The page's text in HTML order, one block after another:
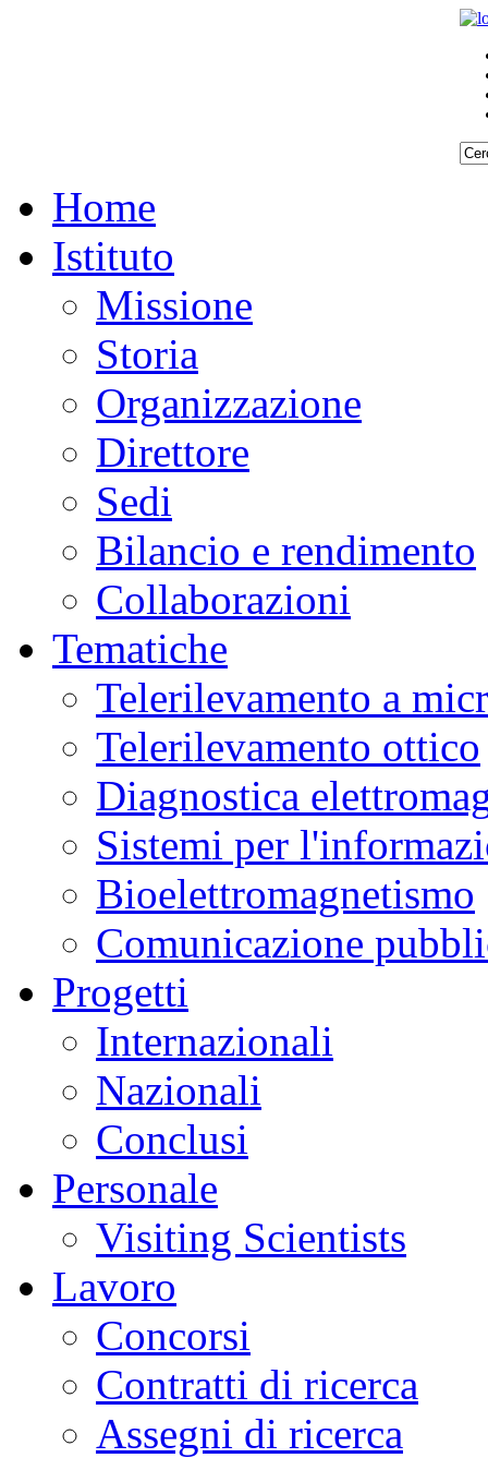
Home
Istituto
Missione
Storia
Organizzazione
Direttore
Sedi
Bilancio e rendimento
Collaborazioni
Tematiche
Telerilevamento a
Telerilevamento ottico
Diagnostica
Sistemi per
Bioelettromagnetismo
Comunicazione
Progetti
Internazionali
Nazionali
Conclusi
Personale
Visiting Scientists
Lavoro
Concorsi
Contratti di ricerca
Assegni di ricerca